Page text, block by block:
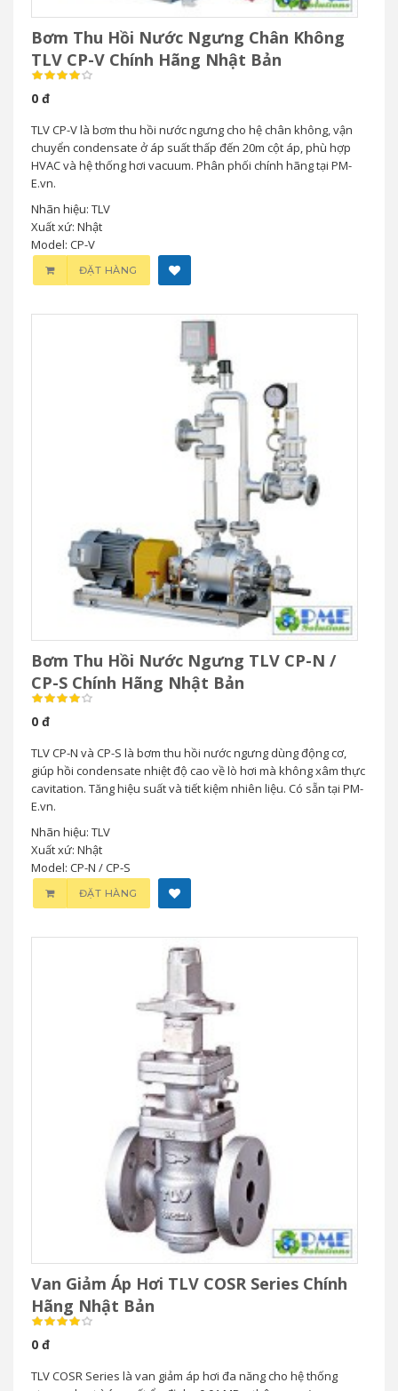
Bơm Thu Hồi Nước Ngưng Chân Không
TLV CP-V Chính Hãng Nhật Bản
0 đ
TLV CP-V là bơm thu hồi nước ngưng cho hệ chân không, vận
chuyển condensate ở áp suất thấp đến 20m cột áp, phù hợp
HVAC và hệ thống hơi vacuum. Phân phối chính hãng tại PM-
E.vn.
Nhãn hiệu: TLV
Xuất xứ: Nhật
Model: CP-V
ĐẶT HÀNG
Bơm Thu Hồi Nước Ngưng TLV CP-N /
CP-S Chính Hãng Nhật Bản
0 đ
TLV CP-N và CP-S là bơm thu hồi nước ngưng dùng động cơ,
giúp hồi condensate nhiệt độ cao về lò hơi mà không xâm thực
cavitation. Tăng hiệu suất và tiết kiệm nhiên liệu. Có sẵn tại PM-
E.vn.
Nhãn hiệu: TLV
Xuất xứ: Nhật
Model: CP-N / CP-S
ĐẶT HÀNG
Van Giảm Áp Hơi TLV COSR Series Chính
Hãng Nhật Bản
0 đ
TLV COSR Series là van giảm áp hơi đa năng cho hệ thống